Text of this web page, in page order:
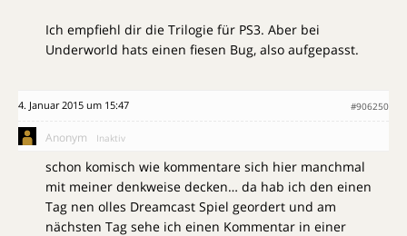
Ich empfiehl dir die Trilogie für PS3. Aber bei
Underworld hats einen fiesen Bug, also aufgepasst.
4. Januar 2015 um 15:47 #906250
Anonym Inaktiv
schon komisch wie kommentare sich hier manchmal
mit meiner denkweise decken… da hab ich den einen
Tag nen olles Dreamcast Spiel geordert und am
nächsten Tag sehe ich einen Kommentar in einer